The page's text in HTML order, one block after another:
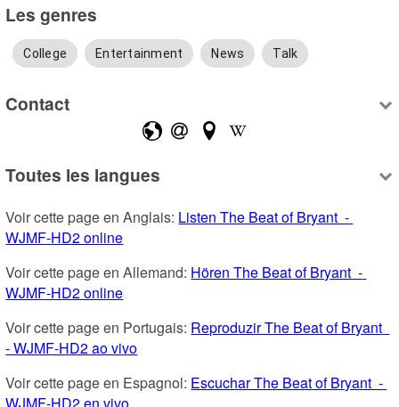
Les genres
College Entertainment News Talk
Contact
Toutes les langues
Voir cette page en Anglais: Listen The Beat of Bryant  -
WJMF-HD2 online
Voir cette page en Allemand: Hören The Beat of Bryant  -
WJMF-HD2 online
Voir cette page en Portugais: Reproduzir The Beat of Bryant
- WJMF-HD2 ao vivo
Voir cette page en Espagnol: Escuchar The Beat of Bryant  -
WJMF-HD2 en vivo